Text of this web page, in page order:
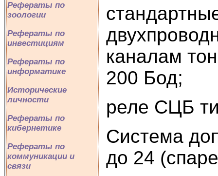
Рефераты по
зоологии
Рефераты по
инвестициям
Рефераты по
информатике
Исторические
личности
Рефераты по
кибернетике
Рефераты по
коммуникации и
связи
каналам
200 Бод;
реле СЦБ
Система
до 24